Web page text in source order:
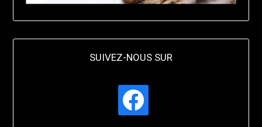
SUIVEZ-NOUS SUR
facebook